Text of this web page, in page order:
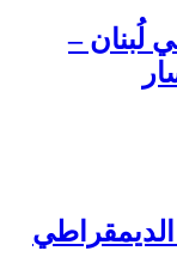
لُبنان –